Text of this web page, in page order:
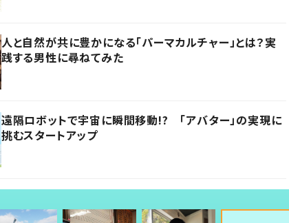
人と自然が共に豊かになる「パーマカルチャー」とは？実
践する男性に尋ねてみた
遠隔ロボットで宇宙に瞬間移動!? 「アバター」の実現に
挑むスタートアップ